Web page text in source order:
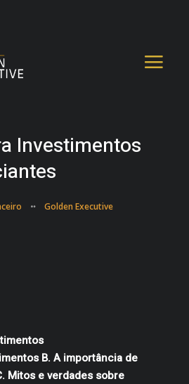
Investimentos
Golden Executive
B. A importância de
Mitos e verdades sobre